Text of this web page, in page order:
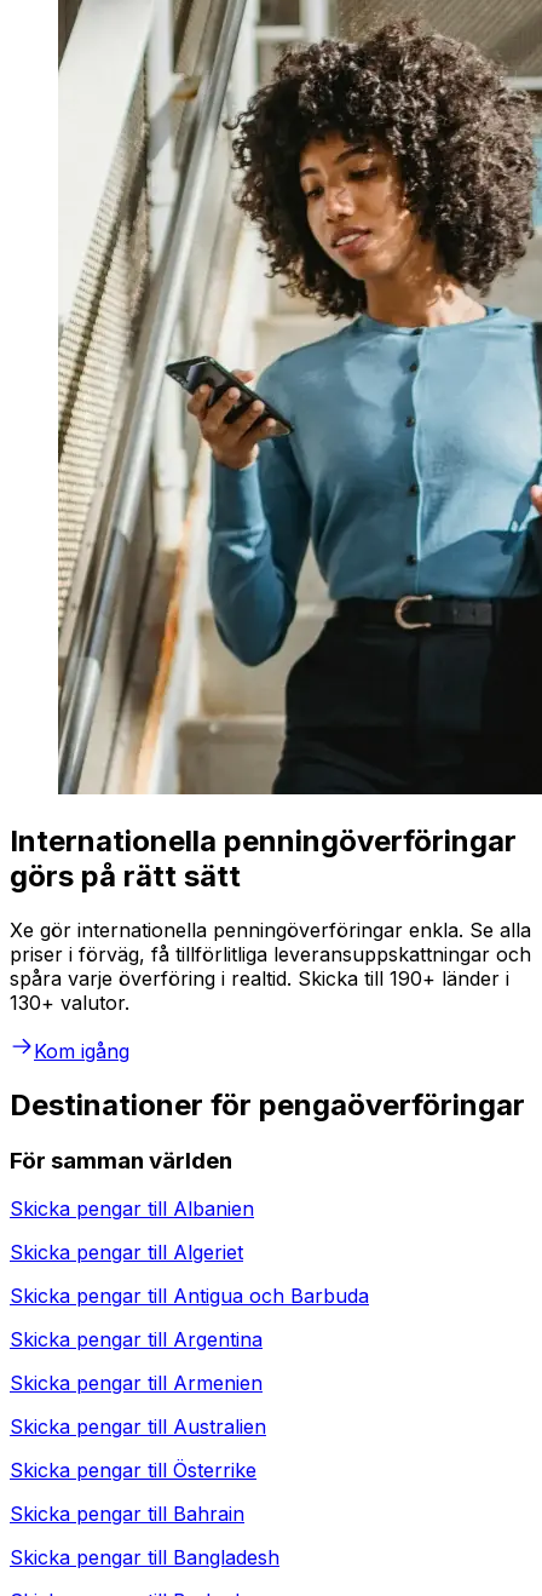
Internationella penningöverföringar
görs på rätt sätt
Xe gör internationella penningöverföringar enkla. Se alla
priser i förväg, få tillförlitliga leveransuppskattningar och
spåra varje överföring i realtid. Skicka till 190+ länder i
130+ valutor.
Kom igång
Destinationer för pengaöverföringar
För samman världen
Skicka pengar till Albanien
Skicka pengar till Algeriet
Skicka pengar till Antigua och Barbuda
Skicka pengar till Argentina
Skicka pengar till Armenien
Skicka pengar till Australien
Skicka pengar till Österrike
Skicka pengar till Bahrain
Skicka pengar till Bangladesh